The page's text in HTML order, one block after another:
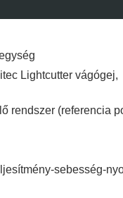
Lightcutter vágógej,
rendszer (referencia
sebesség-